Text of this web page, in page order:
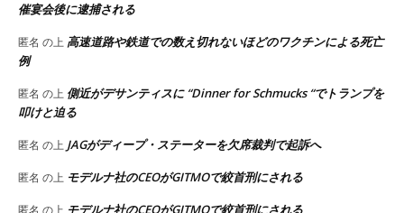
催宴会後に逮捕される
匿名 の上 高速道路や鉄道での数え切れないほどのワクチンによる死亡
例
匿名 の上 側近がデサンティスに “Dinner for Schmucks “でトランプを
叩けと迫る
匿名 の上 JAGがディープ・ステーターを欠席裁判で起訴へ
匿名 の上 モデルナ社のCEOがGITMOで絞首刑にされる
モデルナ社のCEOがGITMOで絞首刑にされる